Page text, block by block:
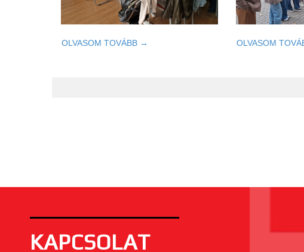
OLVASOM TOVÁBB → OLVASOM
KAPCSOLAT